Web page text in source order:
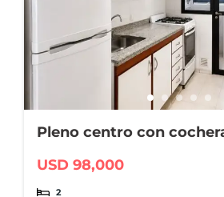
Pleno centro con
USD 98,000
2